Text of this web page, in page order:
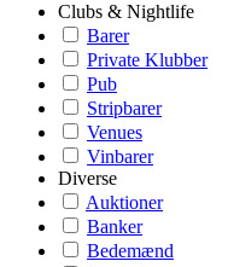
Clubs & Nightlife
Barer
Private Klubber
Pub
Stripbarer
Venues
Vinbarer
Diverse
Auktioner
Banker
Bedemænd